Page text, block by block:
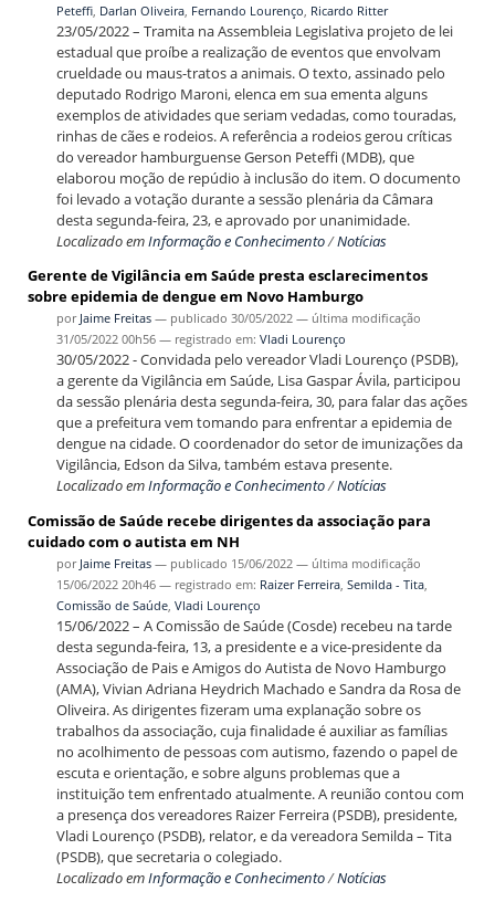
Peteffi, Darlan Oliveira, Fernando Lourenço Ricardo Ritter
23/05/2022 – Tramita na Assembleia Legislativa projeto de lei
estadual que proíbe a realização de eventos que envolvam
crueldade ou maus-tratos a animais. O texto, assinado pelo
deputado Rodrigo Maroni, elenca em sua ementa alguns
exemplos de atividades que seriam vedadas, como touradas,
rinhas de cães e rodeios. A referência a rodeios gerou críticas
do vereador hamburguense Gerson Peteffi (MDB), que
elaborou moção de repúdio à inclusão do item. O documento
foi levado a votação durante a sessão plenária da Câmara
desta segunda-feira, 23, e aprovado por unanimidade.
Localizado emInformação e Conhecimento/Notícias
Gerente de Vigilância em Saúde presta esclarecimentos
sobre epidemia de dengue em Novo Hamburgo
por Jaime Freitas — publicado 30/05/2022 — última modificação
31/05/2022 00h56 — registrado em: Vladi Lourenço
30/05/2022 - Convidada pelo vereador Vladi Lourenço (PSDB),
a gerente da Vigilância em Saúde, Lisa Gaspar Ávila, participou
da sessão plenária desta segunda-feira, 30, para falar das ações
que a prefeitura vem tomando para enfrentar a epidemia de
dengue na cidade. O coordenador do setor de imunizações da
Vigilância, Edson da Silva, também estava presente.
Localizado emInformação e Conhecimento/Notícias
Comissão de Saúde recebe dirigentes da associação para
cuidado com o autista em NH
por Jaime Freitas — publicado 15/06/2022 — última modificação
15/06/2022 20h46 — registrado em: Raizer Ferreira, Semilda - Tita,
Comissão de Saúde, Vladi Lourenço
15/06/2022 – A Comissão de Saúde (Cosde) recebeu na tarde
desta segunda-feira, 13, a presidente e a vice-presidente da
Associação de Pais e Amigos do Autista de Novo Hamburgo
(AMA), Vivian Adriana Heydrich Machado e Sandra da Rosa de
Oliveira. As dirigentes fizeram uma explanação sobre os
trabalhos da associação, cuja finalidade é auxiliar as famílias
no acolhimento de pessoas com autismo, fazendo o papel de
escuta e orientação, e sobre alguns problemas que a
instituição tem enfrentado atualmente. A reunião contou com
a presença dos vereadores Raizer Ferreira (PSDB), presidente,
Vladi Lourenço (PSDB), relator, e da vereadora Semilda – Tita
(PSDB), que secretaria o colegiado.
Localizado emInformação e Conhecimento/Notícias